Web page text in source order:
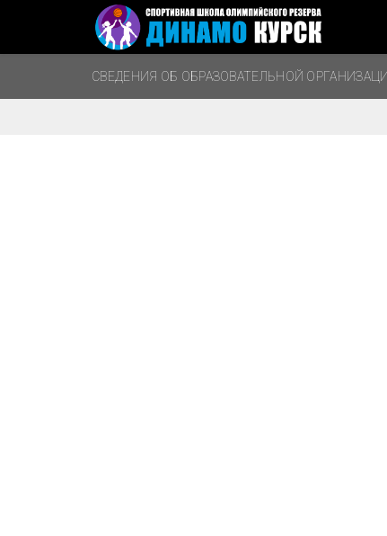
СВЕДЕНИЯ ОБ ОБРАЗОВАТЕЛЬНОЙ